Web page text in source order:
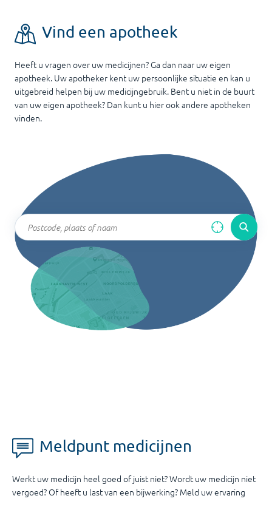
Vind een apotheek
Heeft u vragen over uw medicijnen? Ga dan naar uw eigen
apotheek. Uw apotheker kent uw persoonlijke situatie en kan u
uitgebreid helpen bij uw medicijngebruik. Bent u niet in de buurt
van uw eigen apotheek? Dan kunt u hier ook andere apotheken
vinden.
Meldpunt medicijnen
Werkt uw medicijn heel goed of juist niet? Wordt uw medicijn niet
vergoed? Of heeft u last van een bijwerking? Meld uw ervaring